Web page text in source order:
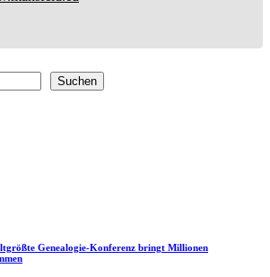
Suchen
Genealogie-Konferenz bringt Millionen